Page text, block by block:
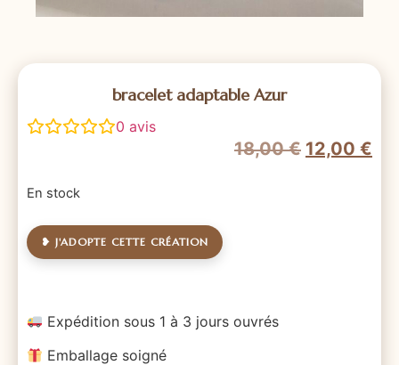
bracelet adaptable Azur
0 avis
18,00€ 12,00 €
En stock
❥ J'ADOPTE CETTE CRÉATION
Expédition sous 1 à 3 jours ouvrés
Emballage soigné